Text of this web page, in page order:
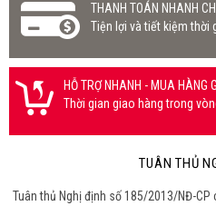
THANH TOÁN NHANH
Tiện lợi và tiết kiệm thời
HỖ TRỢ NHANH - MUA HÀNG
Thời gian giao hàng trong
TUÂN THỦ
Tuân thủ Nghị định số 185/2013/NĐ-